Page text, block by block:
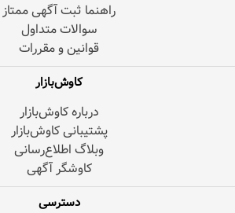
راهنما ثبت آگهی ممتاز
سوالات متداول
قوانین و مقررات
کاوش‌بازار
درباره کاوش‌بازار
پشتیبانی کاوش‌بازار
وبلاگ اطلاع‌رسانی
کاوشگر آگهی
دسترسی